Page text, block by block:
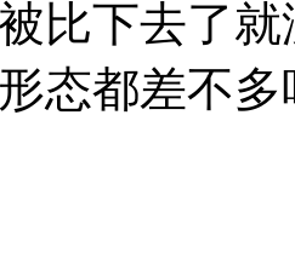
比下去了
态都差不多